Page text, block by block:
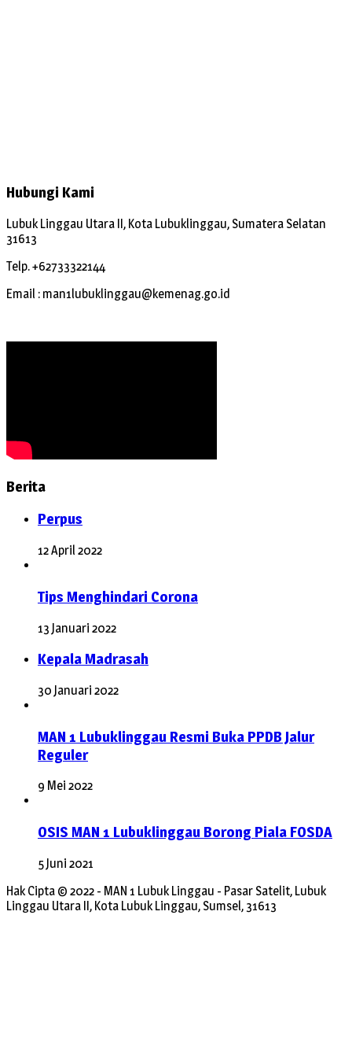
Hubungi Kami
Lubuk Linggau Utara II, Kota Lubuklinggau, Sumatera Selatan
31613
Telp. +62733322144
Email : man1lubuklinggau@kemenag.go.id
Berita
Perpus
12 April 2022
Tips Menghindari Corona
13 Januari 2022
Kepala Madrasah
30 Januari 2022
MAN 1 Lubuklinggau Resmi Buka PPDB Jalur
Reguler
9 Mei 2022
OSIS MAN 1 Lubuklinggau Borong Piala FOSDA
5 Juni 2021
Hak Cipta © 2022 - MAN 1 Lubuk Linggau - Pasar Satelit, Lubuk
Linggau Utara II, Kota Lubuk Linggau, Sumsel, 31613